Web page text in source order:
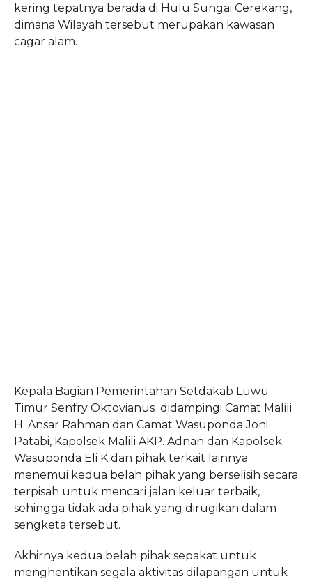
kering tepatnya berada di Hulu Sungai Cerekang,
dimana Wilayah tersebut merupakan kawasan
cagar alam.
Kepala Bagian Pemerintahan Setdakab Luwu
Timur Senfry Oktovianus didampingi Camat Malili
H. Ansar Rahman dan Camat Wasuponda Joni
Patabi, Kapolsek Malili AKP. Adnan dan Kapolsek
Wasuponda Eli K dan pihak terkait lainnya
menemui kedua belah pihak yang berselisih secara
terpisah untuk mencari jalan keluar terbaik,
sehingga tidak ada pihak yang dirugikan dalam
sengketa tersebut.
Akhirnya kedua belah pihak sepakat untuk
menghentikan segala aktivitas dilapangan untuk